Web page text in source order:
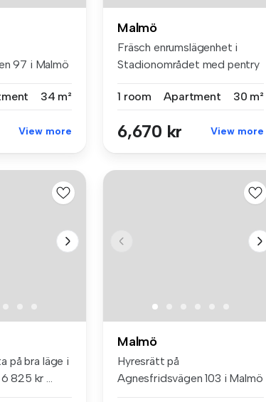
97 i Malmö
34 m²
View more
Malmö
Fräsch enrumslägenhet i
Stadionområdet med pentry
1 room
Apartment 30 m²
6,670 kr View more
på bra läge i
825 kr ...
Malmö
Hyresrätt på
Agnesfridsvägen 103 i Malmö